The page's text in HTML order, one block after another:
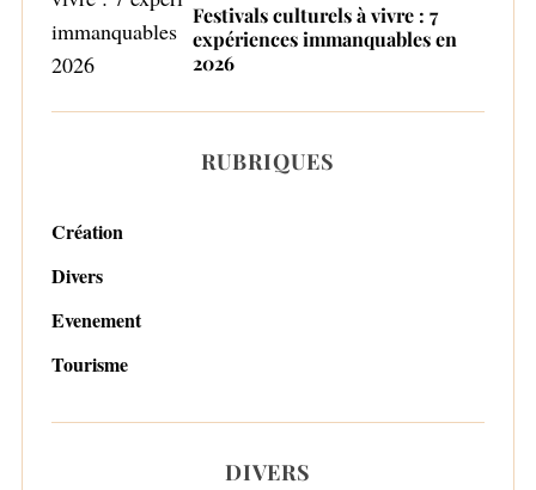
Festivals culturels à vivre : 7
expériences immanquables en
2026
RUBRIQUES
Création
Divers
Evenement
Tourisme
DIVERS